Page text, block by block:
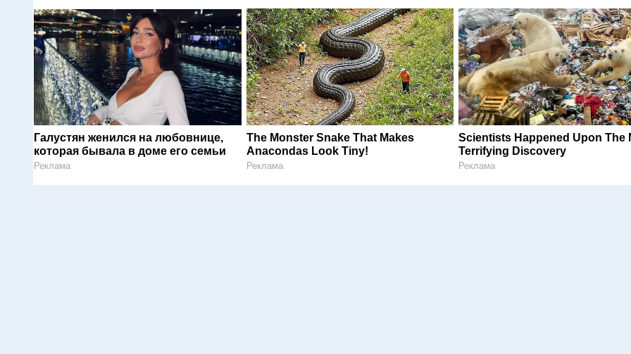
Галустян женился на любовнице,
которая бывала в доме его семьи
Реклама
The Monster Snake That Makes
Anacondas Look Tiny!
Реклама
Scientists Happened Upon The
Terrifying Discovery
Реклама